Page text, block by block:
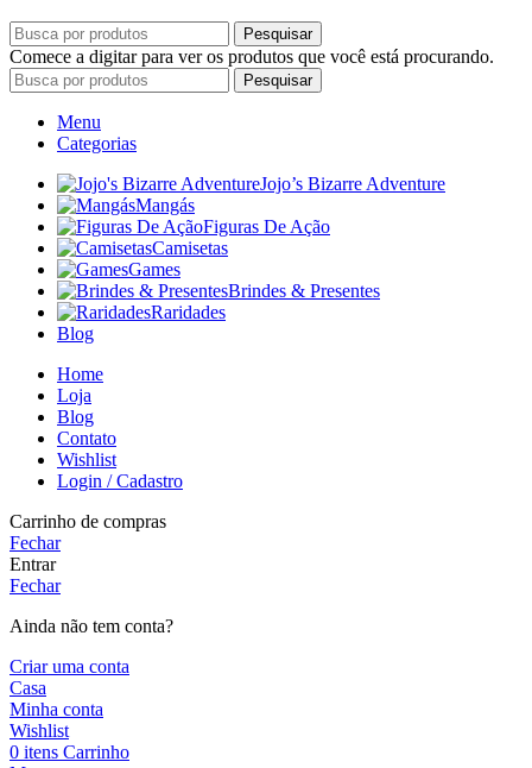
Pesquisar
Comece a digitar para ver os produtos que você está procurando.
Pesquisar
Menu
Categorias
Jojo’s Bizarre Adventure
Mangás
Figuras De Ação
Camisetas
Games
Brindes & Presentes
Raridades
Blog
Home
Loja
Blog
Contato
Wishlist
Login / Cadastro
Carrinho de compras
Fechar
Entrar
Fechar
Ainda não tem conta?
Criar uma conta
Casa
Minha conta
Wishlist
0 itens Carrinho